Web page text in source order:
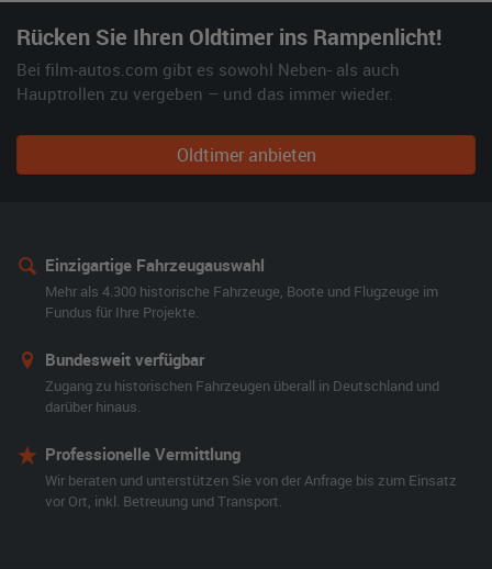
Rücken Sie Ihren Oldtimer ins Rampenlicht!
Bei film-autos.com gibt es sowohl Neben- als auch
Hauptrollen zu vergeben – und das immer wieder.
Oldtimer anbieten
Einzigartige Fahrzeugauswahl
Mehr als 4.300 historische Fahrzeuge, Boote und Flugzeuge im
Fundus für Ihre Projekte.
Bundesweit verfügbar
Zugang zu historischen Fahrzeugen überall in Deutschland und
darüber hinaus.
Professionelle Vermittlung
Wir beraten und unterstützen Sie von der Anfrage bis zum Einsatz
vor Ort, inkl. Betreuung und Transport.